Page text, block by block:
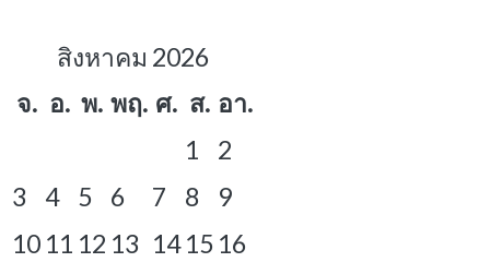
สิงหาคม 2026
จ. อ. พ. พฤ. ศ. ส. อา.
1
2
3
4 5 6 7 8
9
10 11 12 13 14 15 16